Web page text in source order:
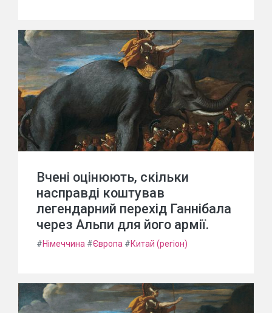
Вчені оцінюють, скільки
насправді коштував
легендарний перехід Ганнібала
через Альпи для його армії.
#Німеччина #Європа #Китай (регіон)